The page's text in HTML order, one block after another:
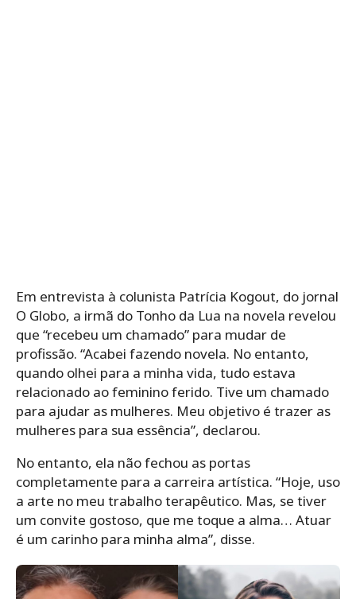
Em entrevista à colunista Patrícia Kogout, do jornal
O Globo, a irmã do Tonho da Lua na novela revelou
que “recebeu um chamado” para mudar de
profissão. “Acabei fazendo novela. No entanto,
quando olhei para a minha vida, tudo estava
relacionado ao feminino ferido. Tive um chamado
para ajudar as mulheres. Meu objetivo é trazer as
mulheres para sua essência”, declarou.
No entanto, ela não fechou as portas
completamente para a carreira artística. “Hoje, uso
a arte no meu trabalho terapêutico. Mas, se tiver
um convite gostoso, que me toque a alma… Atuar
é um carinho para minha alma”, disse.